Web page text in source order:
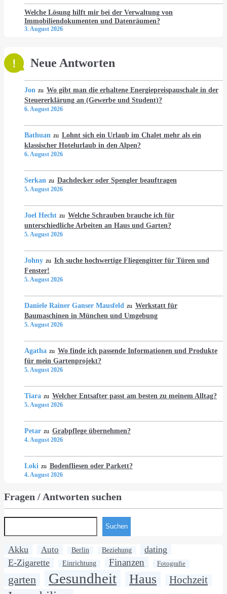
Welche Lösung hilft mir bei der Verwaltung von
Immobiliendokumenten und Datenräumen?
3. August 2026
Neue Antworten
Jon zu Wo gibt man die erhaltene Energiepreispauschale in der
Steuererklärung an (Gewerbe und Student)?
6. August 2026
Bathuan zu Lohnt sich ein Urlaub im Chalet mehr als ein
klassischer Hotelurlaub in den Alpen?
6. August 2026
Serkan zu Dachdecker oder Spengler beauftragen
5. August 2026
Joel Hecht zu Welche Schrauben brauche ich für
unterschiedliche Arbeiten an Haus und Garten?
5. August 2026
Johny zu Ich suche hochwertige Fliegengitter für Türen und
Fenster!
5. August 2026
Daniele Rainer Ganser Mausfeld zu Werkstatt für
Baumaschinen in München und Umgebung
5. August 2026
Agatha zu Wo finde ich passende Informationen und Produkte
für mein Gartenprojekt?
5. August 2026
Tiara zu Welcher Entsafter passt am besten zu meinem Alltag?
5. August 2026
Petar zu Grabpflege übernehmen?
4. August 2026
Loki zu Bodenfliesen oder Parkett?
4. August 2026
Fragen / Antworten suchen
Suchen
Akku Auto Berlin Beziehung
dating
E-Zigarette
Einrichtung Finanzen Fotografie
garten Gesundheit Haus Hochzeit